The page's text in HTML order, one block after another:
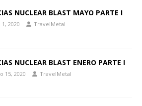
NUCLEAR BLAST MAYO PARTE I
2020 TravelMetal
NUCLEAR BLAST ENERO PARTE I
15, 2020 TravelMetal